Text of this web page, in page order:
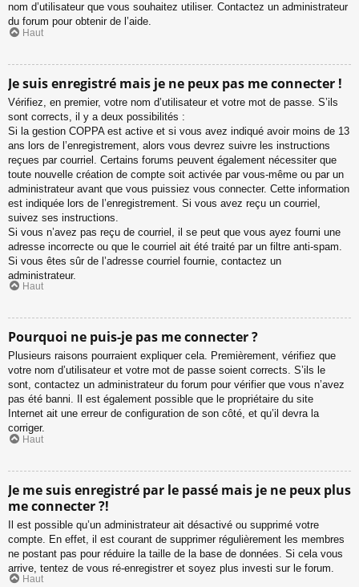
nom d’utilisateur que vous souhaitez utiliser. Contactez un administrateur
du forum pour obtenir de l’aide.
Haut
Je suis enregistré mais je ne peux pas me connecter !
Vérifiez, en premier, votre nom d’utilisateur et votre mot de passe. S’ils
sont corrects, il y a deux possibilités :
Si la gestion COPPA est active et si vous avez indiqué avoir moins de 13
ans lors de l’enregistrement, alors vous devrez suivre les instructions
reçues par courriel. Certains forums peuvent également nécessiter que
toute nouvelle création de compte soit activée par vous-même ou par un
administrateur avant que vous puissiez vous connecter. Cette information
est indiquée lors de l’enregistrement. Si vous avez reçu un courriel,
suivez ses instructions.
Si vous n’avez pas reçu de courriel, il se peut que vous ayez fourni une
adresse incorrecte ou que le courriel ait été traité par un filtre anti-spam.
Si vous êtes sûr de l’adresse courriel fournie, contactez un
administrateur.
Haut
Pourquoi ne puis-je pas me connecter ?
Plusieurs raisons pourraient expliquer cela. Premièrement, vérifiez que
votre nom d’utilisateur et votre mot de passe soient corrects. S’ils le
sont, contactez un administrateur du forum pour vérifier que vous n’avez
pas été banni. Il est également possible que le propriétaire du site
Internet ait une erreur de configuration de son côté, et qu’il devra la
corriger.
Haut
Je me suis enregistré par le passé mais je ne peux plus
me connecter ?!
Il est possible qu’un administrateur ait désactivé ou supprimé votre
compte. En effet, il est courant de supprimer régulièrement les membres
ne postant pas pour réduire la taille de la base de données. Si cela vous
arrive, tentez de vous ré-enregistrer et soyez plus investi sur le forum.
Haut